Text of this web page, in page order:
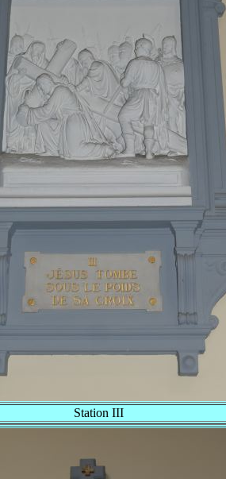
Station III